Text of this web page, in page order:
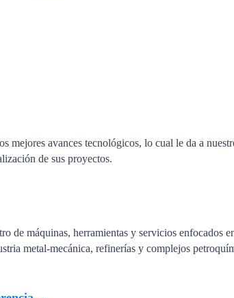
mejores avances tecnológicos, lo cual le da a
de sus proyectos.
de máquinas, herramientas y servicios enfocados
metal-mecánica, refinerías y complejos